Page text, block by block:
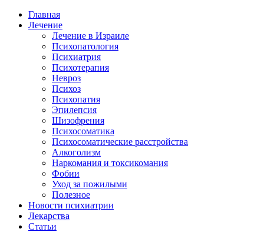
Главная
Лечение
Лечение в Израиле
Психопатология
Психиатрия
Психотерапия
Невроз
Психоз
Психопатия
Эпилепсия
Шизофрения
Психосоматика
Психосоматические расстройства
Алкоголизм
Наркомания и токсикомания
Фобии
Уход за пожилыми
Полезное
Новости психиатрии
Лекарства
Статьи